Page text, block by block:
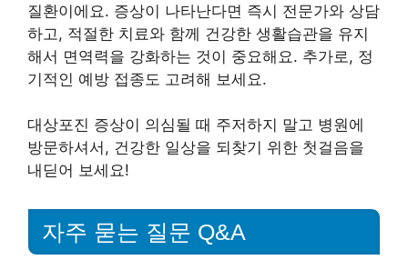
질환이에요. 증상이 나타난다면 즉시 전문가와 상담
하고, 적절한 치료와 함께 건강한 생활습관을 유지
해서 면역력을 강화하는 것이 중요해요. 추가로, 정
기적인 예방 접종도 고려해 보세요.
대상포진 증상이 의심될 때 주저하지 말고 병원에
방문하셔서, 건강한 일상을 되찾기 위한 첫걸음을
내딛어 보세요!
자주 묻는 질문 Q&A